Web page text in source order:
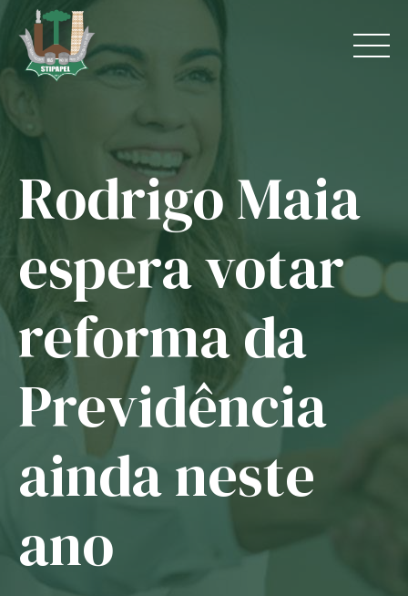
content
Home
Jurídico
Convênios
Notícias
Associe-se
Rodrigo Maia
espera votar
reforma da
Previdência
ainda neste
ano